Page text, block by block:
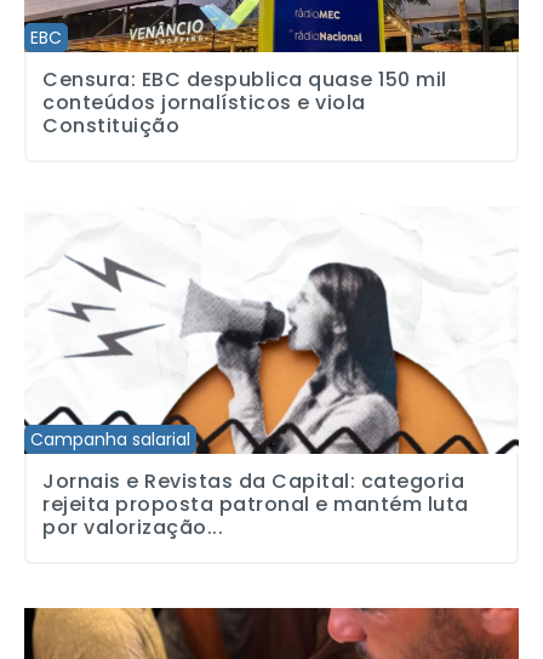
EBC
Censura: EBC despublica quase 150 mil
conteúdos jornalísticos e viola
Constituição
Campanha salarial
Jornais e Revistas da Capital: categoria
rejeita proposta patronal e mantém luta
por valorização...
1.000 dias de genocídio em Gaza deixaram quase 59 mil